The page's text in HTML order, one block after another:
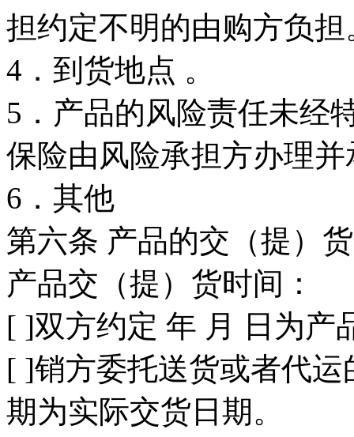
担约定不明的由购方负担
4．到货地点 。
5．产品的风险责任未经
保险由风险承担方办理
6．其他
第六条 产品的交（提）
产品交（提）货时间：
[ ]双方约定 年 月 日为产
[ ]销方委托送货或者代
期为实际交货日期。